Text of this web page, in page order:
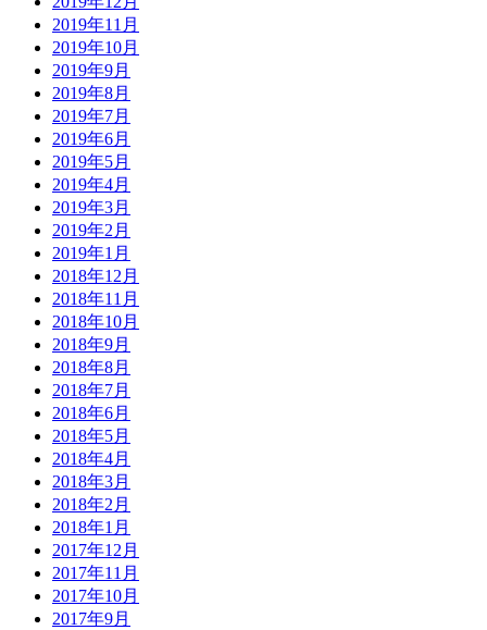
2019年11月
2019年10月
2019年9月
2019年8月
2019年7月
2019年6月
2019年5月
2019年4月
2019年3月
2019年2月
2019年1月
2018年12月
2018年11月
2018年10月
2018年9月
2018年8月
2018年7月
2018年6月
2018年5月
2018年4月
2018年3月
2018年2月
2018年1月
2017年12月
2017年11月
2017年10月
2017年9月